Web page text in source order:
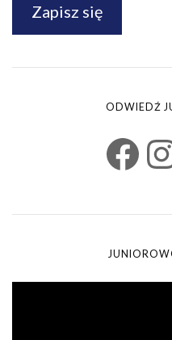
Zapisz się
ODWIEDŹ